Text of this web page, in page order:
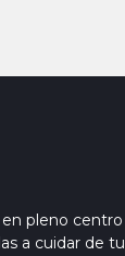
pleno centro
a cuidar de tu